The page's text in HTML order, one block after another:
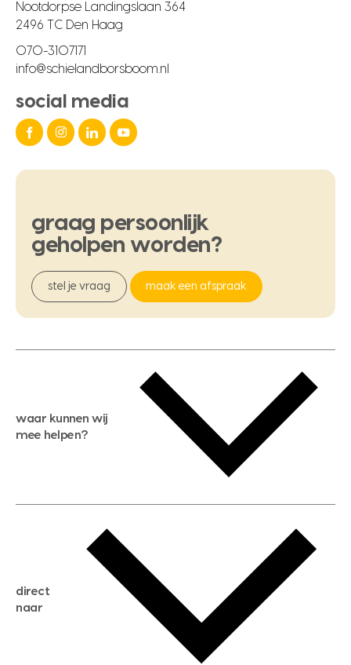
Nootdorpse Landingslaan 364
2496 TC Den Haag
070-3107171
info@schielandborsboom.nl
social media
graag persoonlijk
geholpen worden?
stel je vraag maak een afspraak
waar kunnen wij
mee helpen?
gratis zoekservice
huis verkopen
huis kopen
direct
naar